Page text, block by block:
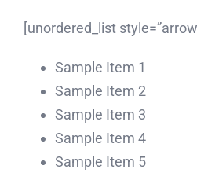
[unordered_list
Sample Item 1
Sample Item 2
Sample Item 3
Sample Item 4
Sample Item 5